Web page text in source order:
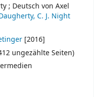
; Deutsch von Axel
C. J. Night
[2016]
ungezählte Seiten)